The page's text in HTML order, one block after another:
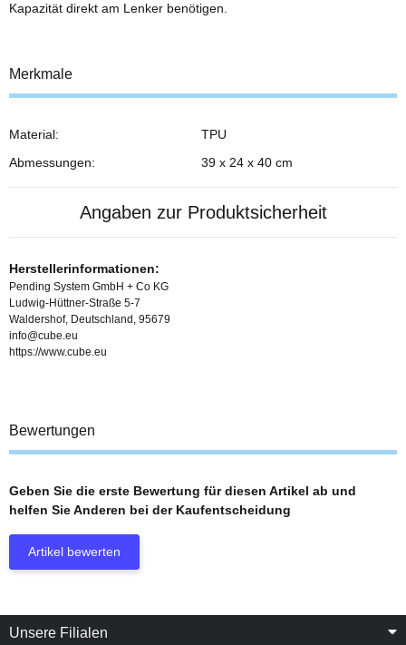
Kapazität direkt am Lenker benötigen.
Merkmale
Material:
TPU
Abmessungen:
39 x 24 x 40 cm
Angaben zur Produktsicherheit
Herstellerinformationen:
Pending System GmbH + Co KG
Ludwig-Hüttner-Straße 5-7
Waldershof, Deutschland, 95679
info@cube.eu
https://www.cube.eu
Bewertungen
Geben Sie die erste Bewertung für diesen Artikel ab und
helfen Sie Anderen bei der Kaufentscheidung
Artikel bewerten
Unsere Filialen